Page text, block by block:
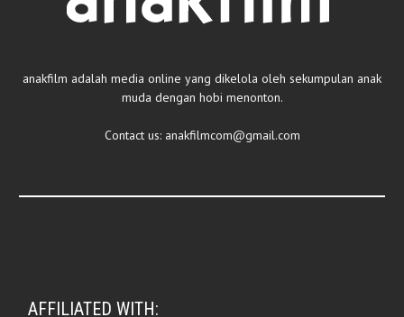
anakfilm adalah media online yang dikelola oleh sekumpulan anak
muda dengan hobi menonton.
Contact us: anakfilmcom@gmail.com
AFFILIATED WITH: